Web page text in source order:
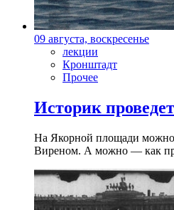
09 августа, воскресенье
лекции
Кронштадт
Прочее
Историк
На Якорной площади можно
Виреном. А можно — как